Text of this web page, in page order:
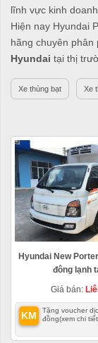
lĩnh vực kinh
Hiện nay Hyundai
hãng chuyên phân
Hyundai tại thị
Xe thùng bạt Xe
Hyundai New
đông lạnh
Giá bán:
KM
Tặng voucher
đồng(xem chi